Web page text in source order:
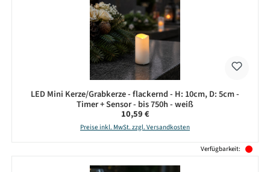
LED Mini Kerze/Grabkerze - flackernd - H: 10cm, D: 5cm -
Timer + Sensor - bis 750h - weiß
Regulärer Preis:
10,59 €
Preise inkl. MwSt. zzgl. Versandkosten
Verfügbarkeit: